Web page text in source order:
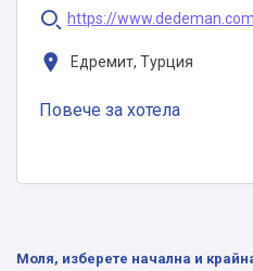
https://
Едремит, Турция
Повече за хотела
Моля, изберете начална и